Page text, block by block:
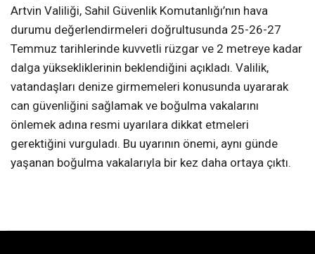
Artvin Valiliği, Sahil Güvenlik Komutanlığı’nın hava
durumu değerlendirmeleri doğrultusunda 25-26-27
Temmuz tarihlerinde kuvvetli rüzgar ve 2 metreye kadar
dalga yüksekliklerinin beklendiğini açıkladı. Valilik,
vatandaşları denize girmemeleri konusunda uyararak
can güvenliğini sağlamak ve boğulma vakalarını
önlemek adına resmi uyarılara dikkat etmeleri
gerektiğini vurguladı. Bu uyarının önemi, aynı günde
yaşanan boğulma vakalarıyla bir kez daha ortaya çıktı.